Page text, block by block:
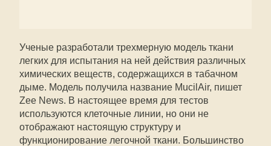
Ученые разработали трехмерную модель ткани
легких для испытания на ней действия различных
химических веществ, содержащихся в табачном
дыме. Модель получила название MucilAir, пишет
Zee News. В настоящее время для тестов
используются клеточные линии, но они не
отображают настоящую структуру и
функционирование легочной ткани. Большинство